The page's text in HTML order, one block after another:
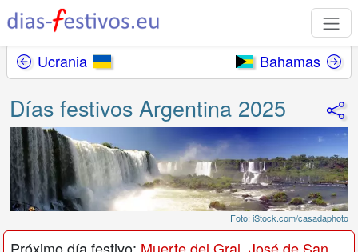
Ucrania Bahamas
Días festivos Argentina 2025
Foto: iStock.com/casadaphoto